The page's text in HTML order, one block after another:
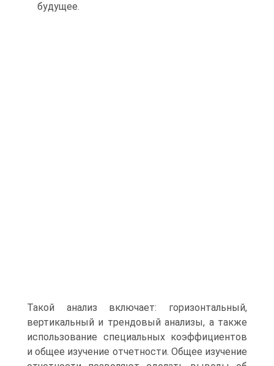
будущее.
Такой анализ включает: горизонтальный,
вертикальный и трендовый анализы, а также
использование специальных коэффициентов
и общее изучение отчетности. Общее изучение